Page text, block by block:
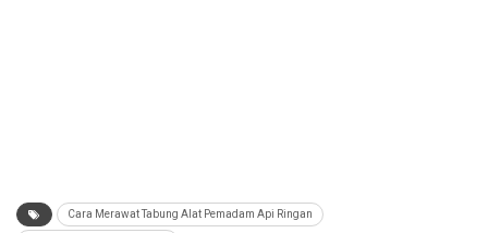
Cara Merawat Tabung Alat Pemadam Api Ringan